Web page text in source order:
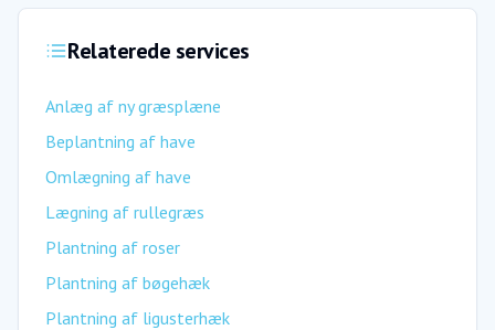
Relaterede services
Anlæg af ny græsplæne
Beplantning af have
Omlægning af have
Lægning af rullegræs
Plantning af roser
Plantning af bøgehæk
Plantning af ligusterhæk